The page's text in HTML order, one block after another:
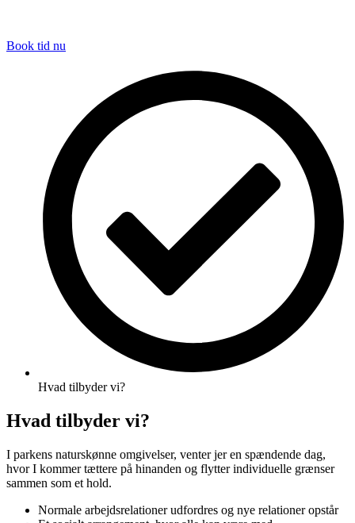
Book tid nu
Hvad tilbyder vi?
Hvad tilbyder vi?
I parkens naturskønne omgivelser, venter jer en spændende dag,
hvor I kommer tættere på hinanden og flytter individuelle grænser
sammen som et hold.
Normale arbejdsrelationer udfordres og nye relationer opstår